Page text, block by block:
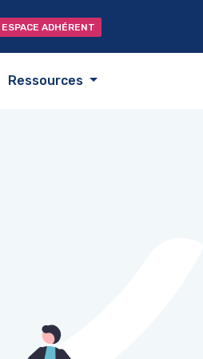
ESPACE ADHÉRENT
Ressources